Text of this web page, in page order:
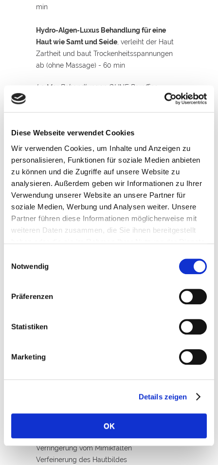
Diese Webseite verwendet Cookies
Wir verwenden Cookies, um Inhalte und Anzeigen zu
personalisieren, Funktionen für soziale Medien anbieten
zu können und die Zugriffe auf unsere Website zu
analysieren. Außerdem geben wir Informationen zu Ihrer
Verwendung unserer Website an unsere Partner für
soziale Medien, Werbung und Analysen weiter. Unsere
Partner führen diese Informationen möglicherweise mit
weiteren Daten zusammen, die Sie ihnen bereitgestellt
Cookies, wenn Sie unsere Webseite weiterhin nutzen.
Notwendig
Präferenzen
Statistiken
Marketing
Details zeigen
OK
min
Hydro-Algen-Luxus Behandlung für eine
Haut wie Samt und Seide , verleiht der Haut
Zartheit und baut Trockenheitsspannungen
ab (ohne Massage) - 60 min
La Mer Behandlungen OHNE Paraffine,
und Ihn
Ausgewählte Kosmetikprodukte auf Ihren
aktuellen Hautzustand angepasst
Große Gesichtsbehandlung
mit Massage Hautanalyse, Reinigung,
Peeling, Vapozon, Ampulle oder
Liposomenfluid, Gesichtsmaske,
Augenbrauenkorrektur,
Massagecreme, Pflege - ca. 35 min
Maske, Massage und Tagespflege - ca. 70
Anti-Aging-Behandlung auf höchstem Niveau
- 60 min
Verminderung von Pigmentstörungen
Verringerung vom Mimikfalten
Verfeinerung des Hautbildes